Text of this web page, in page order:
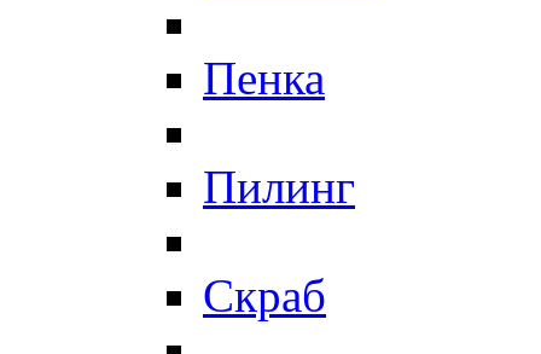
Пенка
Пилинг
Скраб